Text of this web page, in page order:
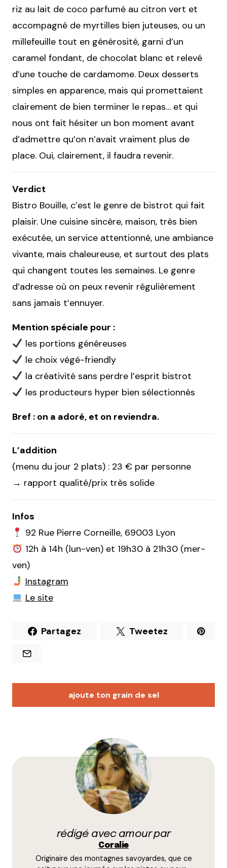
riz au lait de coco parfumé au citron vert et
accompagné de myrtilles bien juteuses, ou un
millefeuille tout en générosité, garni d’un
caramel fondant, de chocolat blanc et relevé
d’une touche de cardamome. Deux desserts
simples en apparence, mais qui promettaient
clairement de bien terminer le repas… et qui
nous ont fait hésiter un bon moment avant
d’admettre qu’on n’avait vraiment plus de
place. Oui, clairement, il faudra revenir.
Verdict
Bistro Bouille, c’est le genre de bistrot qui fait
plaisir. Une cuisine sincère, maison, très bien
exécutée, un service attentionné, une ambiance
vivante, mais chaleureuse, et surtout des plats
qui changent toutes les semaines. Le genre
d’adresse où on peux revenir régulièrement
sans jamais t’ennuyer.
Mention spéciale pour :
les portions généreuses
le choix végé-friendly
la créativité sans perdre l’esprit bistrot
les producteurs hyper bien sélectionnés
Bref : on a adoré, et on reviendra.
L’addition
(menu du jour 2 plats) : 23 € par personne
→ rapport qualité/prix très solide
Infos
92 Rue Pierre Corneille, 69003 Lyon
12h à 14h (lun-ven) et 19h30 à 21h30 (mer-
ven)
Instagram
Le site
Partagez Tweetez
ajoute ton grain de sel
Votre adresse e-mail ne sera pas publiée.
champs obligatoires sont indiqués avec
Prévenez-moi de tous les nouveaux commentaires
rédigé avec amour par
Coralie
Originaire des montagnes savoyardes, que ce